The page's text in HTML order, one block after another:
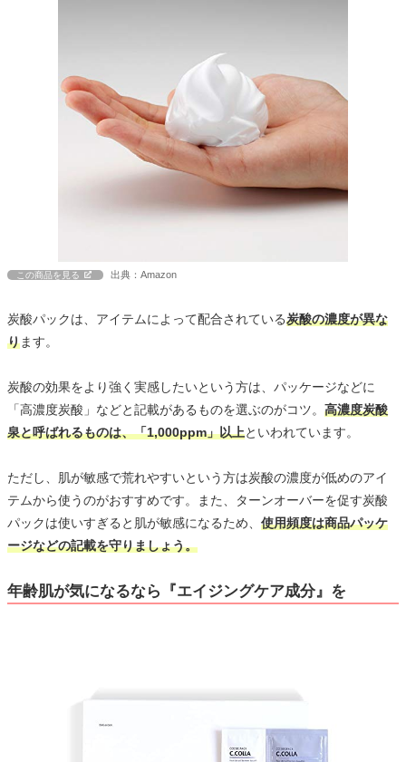
この商品を見る 出典：Amazon
炭酸パックは、アイテムによって配合されている炭酸の濃度が異な
ります。
炭酸の効果をより強く実感したいという方は、パッケージなどに
「高濃度炭酸」などと記載があるものを選ぶのがコツ。 高濃度炭酸
泉と呼ばれるものは、「1,000ppm」以上といわれています。
ただし、肌が敏感で荒れやすいという方は炭酸の濃度が低めのアイ
テムから使うのがおすすめです。また、ターンオーバーを促す炭酸
パックは使いすぎると肌が敏感になるため、 使用頻度は商品パッケ
ージなどの記載を守りましょう。
年齢肌が気になるなら『エイジングケア成分』を